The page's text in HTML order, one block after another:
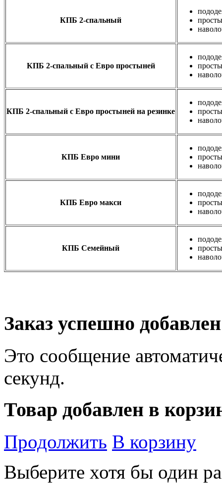
КПБ 2-спальный
КПБ 2-спальный с Евро простыней
КПБ 2-спальный с Евро простыней на резинке
КПБ Евро мини
КПБ Евро макси
КПБ Семейный
Заказ успешно
Это сообщение
секунд.
Товар добавлен в
Продолжить В корзину
Выберите хотя бы один